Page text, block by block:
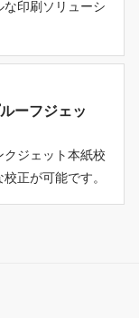
印刷ソリューシ
ーフジェッ
ジェット本紙校
正が可能です。